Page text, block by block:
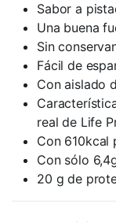
Sabor a
Una buena
Sin
Fácil de
Con aislado
real de Life
Con 610kcal
Con sólo
20 g de